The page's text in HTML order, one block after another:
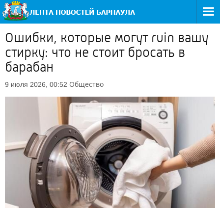
Ошибки, которые могут ruin вашу
стирку: что не стоит бросать в
барабан
9 июля 2026, 00:52 Общество